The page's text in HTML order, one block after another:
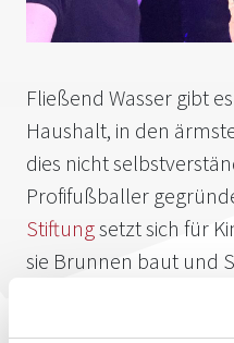
Fließend Wasser gibt
Haushalt, in den
dies nicht
Profifußballer
Stiftungsetzt sich für
sie Brunnen baut und
Sanitäranlagen